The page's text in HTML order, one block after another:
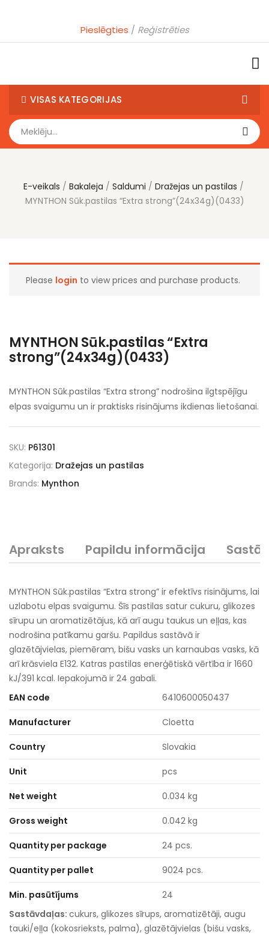
Pieslēgties Reģistrēties
VISAS KATEGORIJAS
E-veikals Bakaleja Saldumi
Dražejas un pastilas
MYNTHON Sūk.pastilas “Extra strong”(24x34g)(0433)
Please login to view prices and purchase products.
MYNTHON Sūk.pastilas “Extra
strong”(24x34g)(0433)
MYNTHON Sūk.pastilas “Extra strong” nodrošina ilgtspējīgu
elpas svaigumu un ir praktisks risinājums ikdienas lietošanai.
SKU: P61301
Kategorija: Dražejas un pastilas
Brands: Mynthon
Apraksts Papildu informācija
MYNTHON Sūk.pastilas “Extra strong” ir efektīvs risinājums, lai
uzlabotu elpas svaigumu. Šīs pastilas satur cukuru, glikozes
sīrupu un aromatizētājus, kā arī augu taukus un eļļas, kas
nodrošina patīkamu garšu. Papildus sastāvā ir
glazētājvielas, piemēram, bišu vasks un karnaubas vasks, kā
arī krāsviela E132. Katras pastilas enerģētiskā vērtība ir 1660
kJ/391 kcal. Iepakojumā ir 24 gabali.
EAN code
6410600050437
Manufacturer Cloetta
Country Slovakia
Unit pcs
Net weight 0.034 kg
Gross weight 0.042 kg
Quantity per package 24 pcs.
Quantity per pallet 9024 pcs.
Min. pasūtījums
24
Sastāvdaļas: cukurs, glikozes sīrups, aromatizētāji, augu
tauki/eļļa (kokosrieksts, palma), glazētājvielas (bišu vasks,